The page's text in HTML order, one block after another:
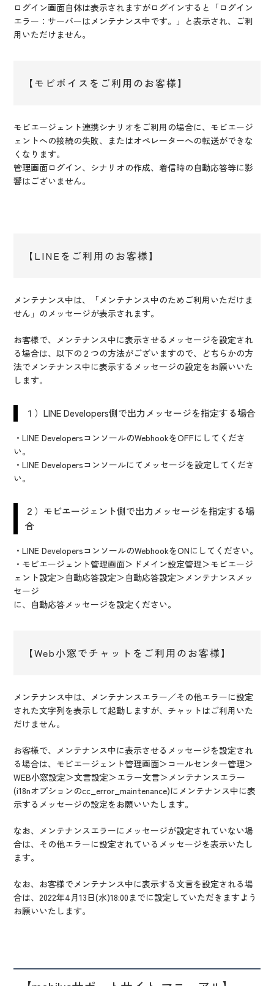
ログイン画面自体は表示されますがログインすると「ログイン
エラー：サーバーはメンテナンス中です。」と表示され、ご利
用いただけません。
【モビボイスをご利用のお客様】
モビエージェント連携シナリオをご利用の場合に、モビエージ
ェントへの接続の失敗、またはオペレーターへの転送ができな
くなります。
管理画面ログイン、シナリオの作成、着信時の自動応答等に影
響はございません。
【LINEをご利用のお客様】
メンテナンス中は、「メンテナンス中のためご利用いただけま
せん」のメッセージが表示されます。
お客様で、メンテナンス中に表示させるメッセージを設定され
る場合は、以下の２つの方法がございますので、どちらかの方
法でメンテナンス中に表示するメッセージの設定をお願いいた
します。
１）LINE Developers側で出力メッセージを指定する場合
・LINE DevelopersコンソールのWebhookをOFFにしてくださ
い。
・LINE Developersコンソールにてメッセージを設定してくださ
い。
２）モビエージェント側で出力メッセージを指定する場
合
・LINE DevelopersコンソールのWebhookをONにしてください。
・モビエージェント管理画面＞ドメイン設定管理＞モビエージ
ェント設定＞自動応答設定＞自動応答設定＞メンテナンスメッ
セージ
に、自動応答メッセージを設定ください。
【Web小窓でチャットをご利用のお客様】
メンテナンス中は、メンテナンスエラー／その他エラーに設定
された文字列を表示して起動しますが、チャットはご利用いた
だけません。
お客様で、メンテナンス中に表示させるメッセージを設定され
る場合は、モビエージェント管理画面＞コールセンター管理＞
WEB小窓設定＞文言設定​​＞エラー文言＞メンテナンスエラー
(i18nオプションのcc_error_maintenance)にメンテナンス中に表
示するメッセージの設定をお願いいたします。
なお、メンテナンスエラーにメッセージが設定されていない場
合は、その他エラーに設定されているメッセージを表示いたし
ます。
なお、お客様でメンテナンス中に表示する文言を設定される場
合は、2022年4月13日(水)18:00までに設定していただきますよう
お願いいたします。